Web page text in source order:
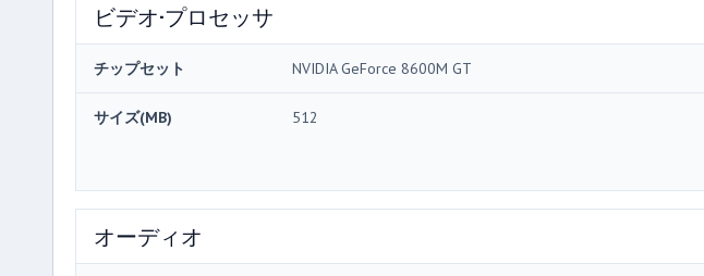
ビデオ·プロセッサ
チップセット NVIDIA GeForce 8600M GT
サイズ(MB) 512
オーディオ